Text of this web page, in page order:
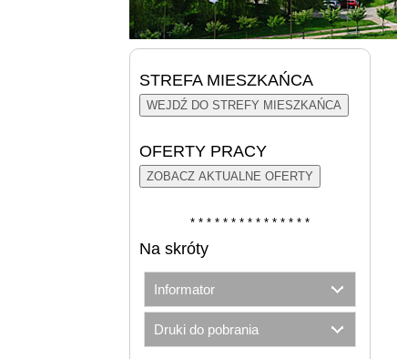
STREFA MIESZKAŃCA
WEJDŹ DO STREFY MIESZKAŃCA
OFERTY PRACY
ZOBACZ AKTUALNE OFERTY
* * * * * * * * * * * * * * *
Na skróty
Informator
Druki do pobrania